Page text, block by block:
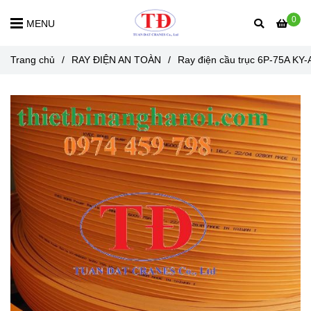
0
MENU
Trang chủ / RAY ĐIỆN AN TOÀN / Ray điện cầu trục 6P-75A KY-